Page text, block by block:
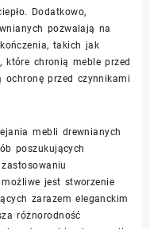
Dodatkowo,
pozwalają na
takich jak
które chronią meble przed
ochronę przed czynnikami
mebli drewnianych
poszukujących
jest stworzenie
zarazem eleganckim
różnorodność